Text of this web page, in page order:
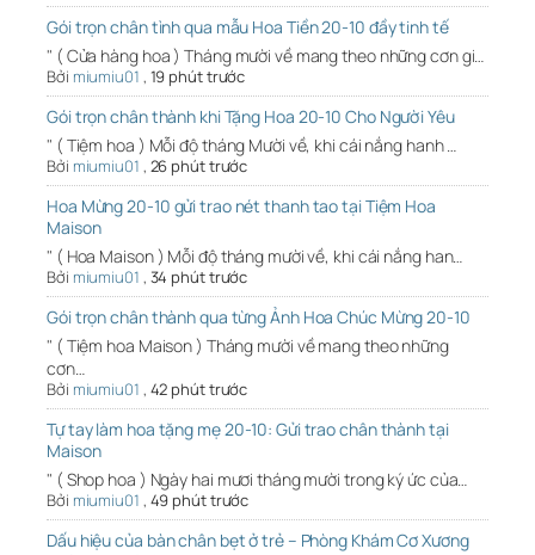
Gói trọn chân tình qua mẫu Hoa Tiền 20-10 đầy tinh tế
" ( Cửa hàng hoa ) Tháng mười về mang theo những cơn gi…
Bởi miumiu01 , 19 phút trước
Gói trọn chân thành khi Tặng Hoa 20-10 Cho Người Yêu
" ( Tiệm hoa ) Mỗi độ tháng Mười về, khi cái nắng hanh …
Bởi miumiu01 , 26 phút trước
Hoa Mừng 20-10 gửi trao nét thanh tao tại Tiệm Hoa
Maison
" ( Hoa Maison ) Mỗi độ tháng mười về, khi cái nắng han…
Bởi miumiu01 , 34 phút trước
Gói trọn chân thành qua từng Ảnh Hoa Chúc Mừng 20-10
" ( Tiệm hoa Maison ) Tháng mười về mang theo những
cơn…
Bởi miumiu01 , 42 phút trước
Tự tay làm hoa tặng mẹ 20-10: Gửi trao chân thành tại
Maison
" ( Shop hoa ) Ngày hai mươi tháng mười trong ký ức của…
Bởi miumiu01 , 49 phút trước
Dấu hiệu của bàn chân bẹt ở trẻ – Phòng Khám Cơ Xương